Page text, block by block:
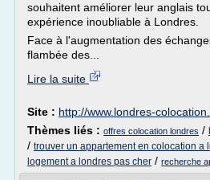
souhaitent améliorer leur anglais
expérience inoubliable à Londres.
Face à l'augmentation des
flambée des...
Lire la suite
Site : http://www.londres-
Thèmes liés : offres colocation londres /
/ trouver un appartement en colocation a
logement a londres pas cher / recherche